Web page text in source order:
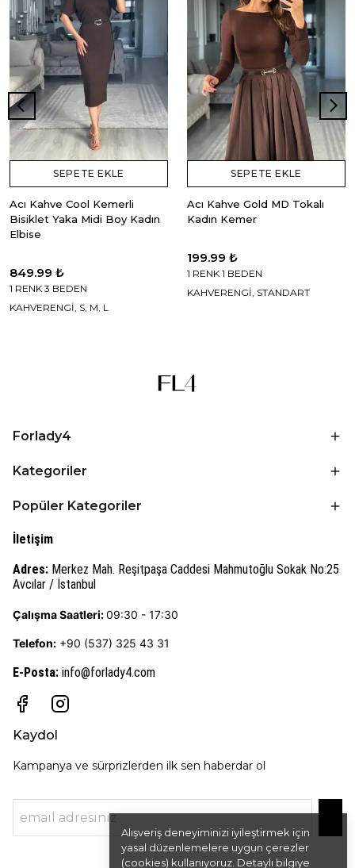
Alışveriş deneyiminizi iyileştirmek için
yasal düzenlemelere uygun çerezler
(cookies) kullanıyoruz. Detaylı bilgiye
SEPETE EKLE
Acı Kahve Cool Kemerli
Bisiklet Yaka Midi Boy Kadın
Elbise
849.99 ₺
1 RENK 3 BEDEN
KAHVERENGİ, S, M, L
SEPETE EKLE
Acı Kahve Gold MD Tokalı
Kadın Kemer
199.99 ₺
1 RENK 1 BEDEN
KAHVERENGİ, STANDART
Forlady4
Kategoriler
Popüler Kategoriler
İletişim
Adres: Merkez Mah. Reşitpaşa Caddesi Mahmutoğlu Sokak No:25
Avcılar / İstanbul
Çalışma Saatleri:09:30 - 17:30
Telefon: +90 (537) 325 43 31
E-Posta: info@forlady4.com
Kaydol
Kampanya ve sürprizlerden ilk sen haberdar ol